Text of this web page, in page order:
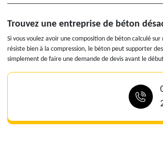
Trouvez une entreprise de béton
Si vous voulez avoir une composition de béton calculé
résiste bien à la compression, le béton peut supporter
simplement de faire une demande de devis avant le